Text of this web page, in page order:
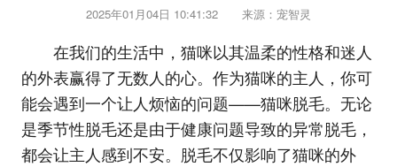
2025年01月04日 10:41:32 来源：宠智灵
在我们的生活中，猫咪以其温柔的性格和迷人
的外表赢得了无数人的心。作为猫咪的主人，你可
能会遇到一个让人烦恼的问题——猫咪脱毛。无论
是季节性脱毛还是由于健康问题导致的异常脱毛，
都会让主人感到不安。脱毛不仅影响了猫咪的外